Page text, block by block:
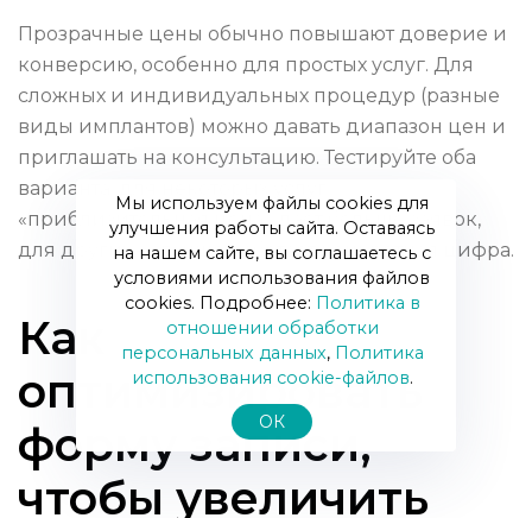
Прозрачные цены обычно повышают доверие и
конверсию, особенно для простых услуг. Для
сложных и индивидуальных процедур (разные
виды имплантов) можно давать диапазон цен и
приглашать на консультацию. Тестируйте оба
варианта: для некоторых услуг
«приблизительная цена» даёт больше заявок,
для других — лучше работает конкретная цифра.
Как
оптимизировать
форму записи,
чтобы увеличить
Мы используем файлы cookies для
улучшения работы сайта. Оставаясь
на нашем сайте, вы соглашаетесь с
условиями использования файлов
cookies. Подробнее: Политика в
отношении обработки
персональных данных, Политика
использования сookie-файлов.
ОК